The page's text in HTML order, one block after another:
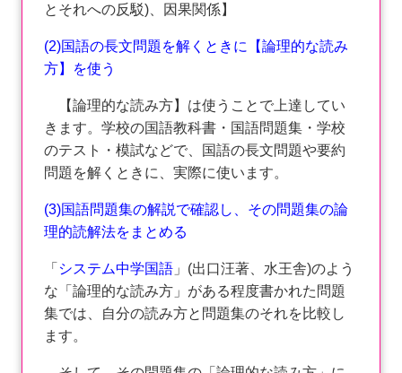
とそれへの反駁)、因果関係】
(2)国語の長文問題を解くときに【論理的な読み
方】を使う
【論理的な読み方】は使うことで上達してい
きます。学校の国語教科書・国語問題集・学校
のテスト・模試などで、国語の長文問題や要約
問題を解くときに、実際に使います。
(3)国語問題集の解説で確認し、その問題集の論
理的読解法をまとめる
「 システム中学国語 」(出口汪著、水王舎)のよう
な「論理的な読み方」がある程度書かれた問題
集では、自分の読み方と問題集のそれを比較し
ます。